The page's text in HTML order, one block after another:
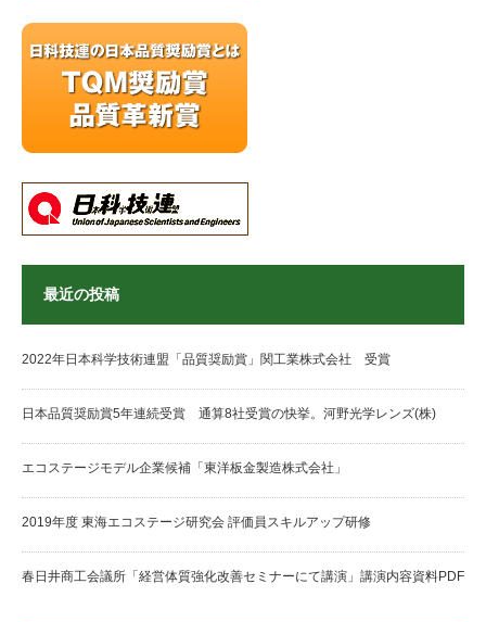
最近の投稿
2022年日本科学技術連盟「品質奨励賞」関工業株式会社 受賞
日本品質奨励賞5年連続受賞 通算8社受賞の快挙。河野光学レンズ(株)
エコステージモデル企業候補「東洋板金製造株式会社」
2019年度 東海エコステージ研究会 評価員スキルアップ研修
春日井商工会議所「経営体質強化改善セミナーにて講演」講演内容資料PDF